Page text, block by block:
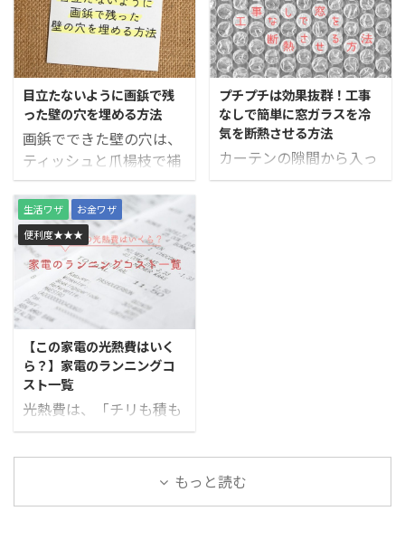
目立たないように画鋲で残
った壁の穴を埋める方法
画鋲でできた壁の穴は、
ティッシュと爪楊枝で補
修することができます。
プチプチは効果抜群！工事
なしで簡単に窓ガラスを冷
気を断熱させる方法
カーテンの隙間から入っ
てくる冷気には、プチプ
生活ワザ
お金ワザ
便利度★★★
【この家電の光熱費はいく
ら？】家電のランニングコ
スト一覧
光熱費は、「チリも積も
れば山となる」です。ひ
とつひとつの費用は、た
いしたことなくても、長
時間・多くの家電を使用
もっと読む